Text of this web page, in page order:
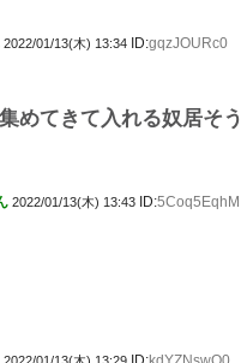
2022/01/13(木) 13:34 ID:gqzJOURc0
めてきて入れる奴居そう
2022/01/13(木) 13:43 ID:5Coq5EqhM